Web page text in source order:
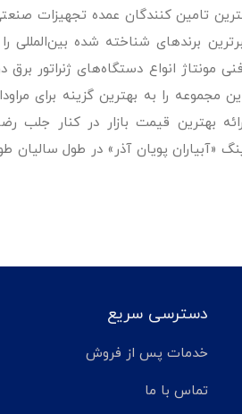
تامین کنندگان عمده تجهیزات
انواع دستگاه‌های ژنراتور برق
را به بهترین گزینه برای
بهترین قیمت بازار در کنار
«آبیاران پویان آذر» در طول سالیان
دسترسی سریع
خدمات پس از فروش
تماس با ما